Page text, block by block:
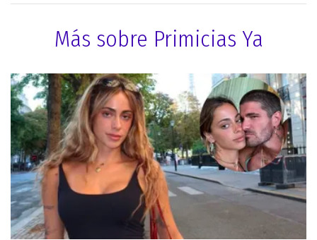
Más sobre Primicias Ya